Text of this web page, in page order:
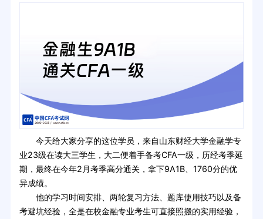
今天给大家分享的这位学员，来自山东财经大学金融学专
业23级在读大三学生，大二便着手备考CFA一级，历经考季延
期，最终在今年2月考季高分通关，拿下9A1B、1760分的优
异成绩。
他的学习时间安排、两轮复习方法、题库使用技巧以及备
考避坑经验，全是在校金融专业考生可直接照搬的实用经验，